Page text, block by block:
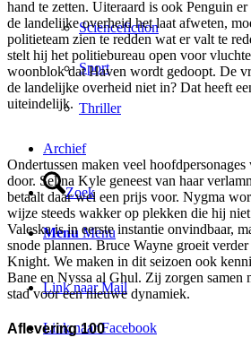
Sciencefiction
Sport
Thriller
Archief
Zoek
Menu Menu
Link naar Mail
Link naar Facebook
hand te zetten. Uiteraard is ook Penguin
de landelijke overheid het laat afweten,
politieteam zien te redden wat er valt te
stelt hij het politiebureau open voor
woonblok dat Haven wordt gedoopt. De
de landelijke overheid niet in? Dat heeft
uiteindelijk.
Ondertussen maken veel
door. Selina Kyle geneest van haar
betaalt daar wel een prijs voor. Nygma
wijze steeds wakker op plekken die hij
Valeska is in eerste instantie onvindbaar,
snode plannen. Bruce Wayne groeit
Knight. We maken in dit seizoen ook
Bane en Nyssa al Ghul. Zij zorgen samen
stad voor een nieuwe dynamiek.
Aflevering 100